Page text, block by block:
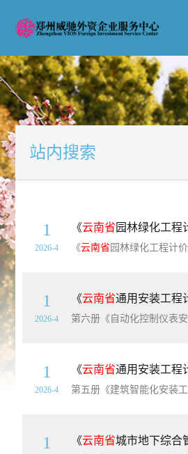
站内搜索
1
2026-4
《云南省 园林绿化工程计价标准》（DBJ53/T-60-2020）【
《云南省园林绿化工程计价标准》(以下简称“本标准”)包括绿化工程，园路、园桥工程，园林景观工程，屋面工程，喷泉及喷灌工程，边坡绿化生态修复工程，措施项目，共7章
1
2026-4
《云南省通用安装工程计价标准第六册：自动化控制仪表安
1
2026-4
《云南省通用安装工程计价标准第五册：建筑智能化安装工程》（DBJ53/T-63-
1 《云南省城市地下综合管廊工程计价标准》（